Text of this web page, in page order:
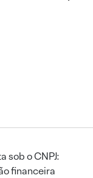
sob o CNPJ:
financeira